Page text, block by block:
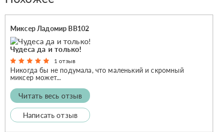
Миксер Ладомир ВВ102
Чудеса да и только!
1 отзыв
Никогда бы не подумала, что маленький и скромный
миксер может...
Читать весь отзыв
Написать отзыв